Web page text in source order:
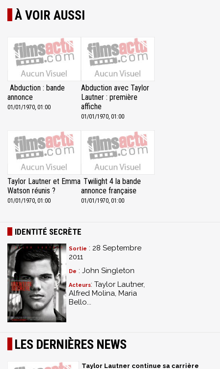
À VOIR AUSSI
Abduction : bande
annonce
01/01/1970, 01:00
Abduction avec Taylor
Lautner : première
affiche
01/01/1970, 01:00
Taylor Lautner et Emma
Watson réunis ?
01/01/1970, 01:00
Twilight 4 la bande
annonce française
01/01/1970, 01:00
IDENTITÉ SECRÈTE
Sortie : 28 Septembre
2011
De : John Singleton
Acteurs: Taylor Lautner,
Alfred Molina, Maria
Bello...
LES DERNIÈRES NEWS
Taylor Lautner continue sa carrière